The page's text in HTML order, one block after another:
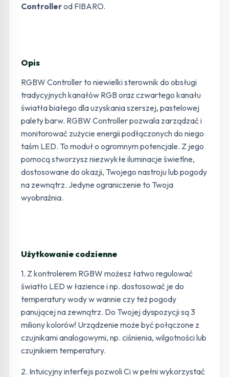
Controllerod FIBARO.
Opis
RGBW Controller to niewielki sterownik do obsługi
tradycyjnych kanałów RGB oraz czwartego kanału
światła białego dla uzyskania szerszej, pastelowej
palety barw. RGBW Controller pozwala zarządzać i
monitorować zużycie energii podłączonych do niego
taśm LED. To moduł o ogromnym potencjale. Z jego
pomocą stworzysz niezwykłe iluminacje świetlne,
dostosowane do okazji, Twojego nastroju lub pogody
na zewnątrz. Jedyne ograniczenie to Twoja
wyobraźnia.
Użytkowanie codzienne
1. Z kontrolerem RGBW możesz łatwo regulować
światło LED w łazience i np. dostosować je do
temperatury wody w wannie czy też pogody
panującej na zewnątrz. Do Twojej dyspozycji są 3
miliony kolorów! Urządzenie może być połączone z
czujnikami analogowymi, np. ciśnienia, wilgotności lub
czujnikiem temperatury.
2. Intuicyjny interfejs pozwoli Ci w pełni wykorzystać